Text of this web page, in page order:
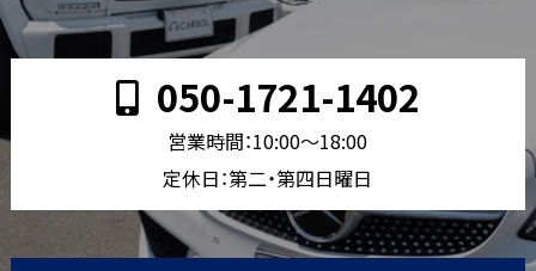
050-1721-1402
営業時間：10:00〜18:00
定休日：第二・第四日曜日